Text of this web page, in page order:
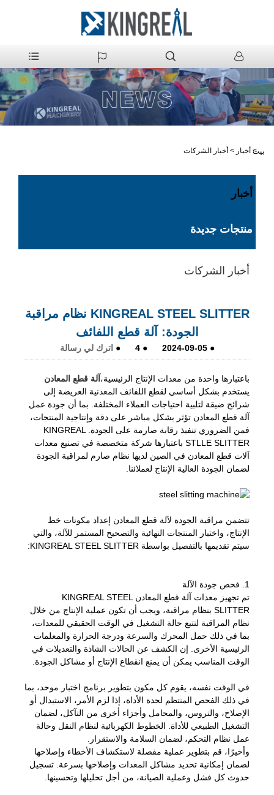
بيت
> أخبار > أخبار الشركات
أخبار
منتجات جديدة
أخبار الشركات
KINGREAL STEEL SLITTER نظام مراقبة
الجودة: آلة قطع اللفائف
●
2024-09-05
●
4
● اترك لي رسالة
باعتبارها واحدة من معدات الإنتاج الرئيسية، آلة قطع المعادن
يستخدم بشكل أساسي لقطع اللفائف المعدنية العريضة إلى
شرائح ضيقة لتلبية احتياجات العملاء المختلفة. بما أن جودة عمل
آلة قطع المعادن تؤثر بشكل مباشر على دقة وإنتاجية المنتجات،
فمن الضروري تنفيذ رقابة صارمة على الجودة. KINGREAL
STLLE SLITTER باعتبارها شركة متخصصة في تصنيع معدات
آلات قطع المعادن في الصين لديها نظام صارم لمراقبة الجودة
لضمان الجودة العالية الإنتاج لعملائنا.
تتضمن مراقبة الجودة لآلة قطع المعادن إعداد مكونات خط
الإنتاج، واختبار المنتجات النهائية والتصحيح المستمر للآلة، والتي
سيتم تقديمها بالتفصيل بواسطة KINGREAL STEEL SLITTER:
1. فحص جودة الآلة
تم تجهيز معدات آلة قطع المعادن KINGREAL STEEL
SLITTER بنظام مراقبة، ويجب أن تكون عملية الإنتاج من خلال
نظام المراقبة لتتبع حالة التشغيل في الوقت الحقيقي للمعدات،
بما في ذلك حمل المحرك والسرعة ودرجة الحرارة والمعلمات
الرئيسية الأخرى. إن الكشف عن الحالات الشاذة والتعديلات في
الوقت المناسب يمكن أن يمنع انقطاع الإنتاج أو مشاكل الجودة.
في الوقت نفسه، يقوم كل مكون بتطوير برنامج اختبار موحد، بما
في ذلك الفحص المنتظم لحدة الأداة، إذا لزم الأمر، الاستبدال أو
الإصلاح، والتروس، والمحامل وأجزاء أخرى من التآكل، لضمان
التشغيل الطبيعي للأداة. الخطوط الكهربائية لنظام النقل وحالة
عمل نظام التحكم، لضمان السلامة والاستقرار.
وأخيرًا، قم بتطوير عملية مفصلة لاستكشاف الأخطاء وإصلاحها
لضمان إمكانية تحديد مشاكل المعدات وإصلاحها بسرعة. تسجيل
حدوث كل فشل وعملية الصيانة، من أجل تحليلها وتحسينها.